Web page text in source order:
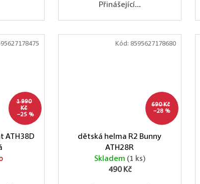
Přinášející...
1 990
Kč
–25 %
ATH38D
690 Kč
–28 %
dětská helma R2 Bunny
ATH28R
Skladem (1 ks)
490 Kč
Kód: 8595627178680